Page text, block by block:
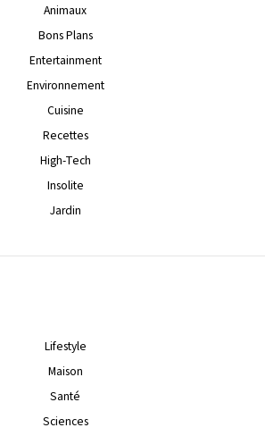
Animaux
Bons Plans
Entertainment
Environnement
Cuisine
Recettes
High-Tech
Insolite
Jardin
Lifestyle
Maison
Santé
Sciences